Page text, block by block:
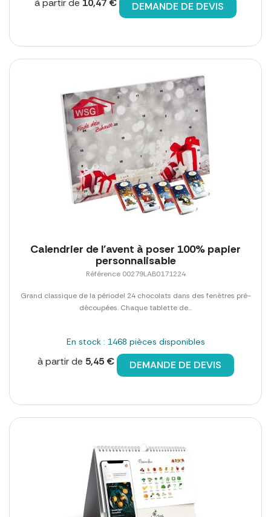
DEMANDE DE DEVIS
Calendrier de l'avent à poser 100% papier
personnalisable
Référence 00279LAB0171224
Grand classique de la période! 24 chocolats dans des fenêtres pré-
découpées. Chaque tablette de...
En stock : 1468 pièces disponibles
à partir de 5,45 € DEMANDE DE DEVIS